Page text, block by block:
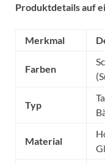
Produktdetails auf
Merkmal
Farben
Typ
Material